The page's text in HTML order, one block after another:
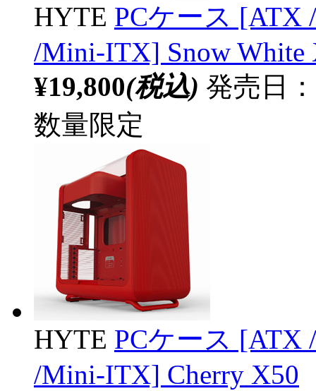
HYTE PCケース [ATX
/Mini-ITX] Snow White
¥19,800(税込) 発売日
数量限定
HYTE PCケース [ATX
/Mini-ITX] Cherry X50